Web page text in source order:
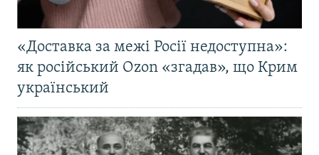
«Доставка за межі Росії недоступна»:
як російський Ozon «згадав», що Крим
український